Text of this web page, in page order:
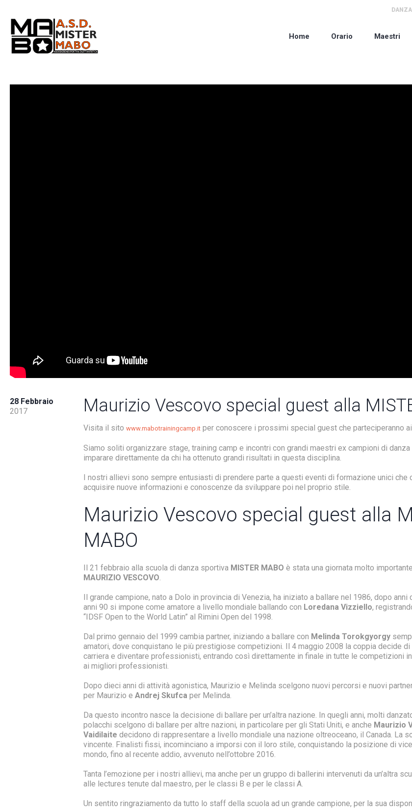
Home Orario Maestri
28 Febbraio
2017
Maurizio Vescovo special guest alla
Visita il sito www.mabotrainingcamp.it per conoscere i prossimi special guest che parteciperanno
Siamo soliti organizzare stage, training camp e incontri con grandi maestri ex campioni di
imparare direttamente da chi ha ottenuto grandi risultati in questa disciplina.
I nostri allievi sono sempre entusiasti di prendere parte a questi eventi di formazione unici che
acquisire nuove informazioni e conoscenze da sviluppare poi nel proprio stile.
Maurizio Vescovo special guest alla
MABO
Il 21 febbraio alla scuola di danza sportiva MISTER MABO è stata una giornata molto
MAURIZIO VESCOVO.
Il grande campione, nato a Dolo in provincia di Venezia, ha iniziato a ballare nel 1986, dopo anni
anni 90 si impone come amatore a livello mondiale ballando con Loredana Vizziello,
“IDSF Open to the World Latin” al Rimini Open del 1998.
Dal primo gennaio del 1999 cambia partner, iniziando a ballare con Melinda Torokgyorgy
amatori, dove conquistano le più prestigiose competizioni. Il 4 maggio 2008 la coppia decide
carriera e diventare professionisti, entrando così direttamente in finale in tutte le competizioni
ai migliori professionisti.
Dopo dieci anni di attività agonistica, Maurizio e Melinda scelgono nuovi percorsi e nuovi
per Maurizio e Andrej Skufca per Melinda.
Da questo incontro nasce la decisione di ballare per un’altra nazione. In quegli anni, molti
polacchi scelgono di ballare per altre nazioni, in particolare per gli Stati Uniti, e anche Maurizio
Vaidilaite decidono di rappresentare a livello mondiale una nazione oltreoceano, il Canada. La
vincente. Finalisti fissi, incominciano a imporsi con il loro stile, conquistando la posizione di
mondo, fino al recente addio, avvenuto nell’ottobre 2016.
Tanta l’emozione per i nostri allievi, ma anche per un gruppo di ballerini intervenuti da un’altra
alle lectures tenute dal maestro, per le classi B e per le classi A.
Un sentito ringraziamento da tutto lo staff della scuola ad un grande campione, per la sua